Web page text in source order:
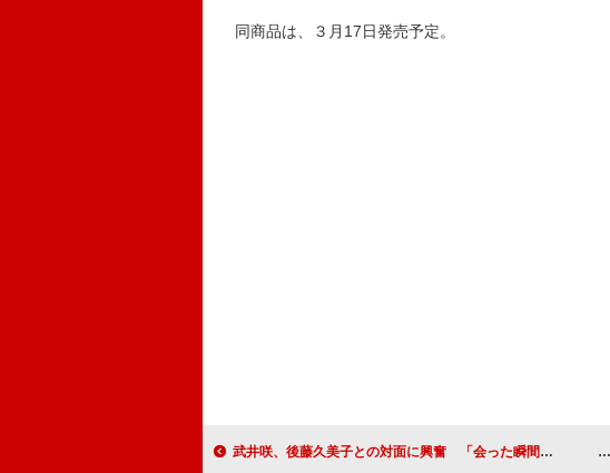
同商品は、３月17日発売予定。
武井咲、後藤久美子との対面に興奮 「会った瞬間に心を奪われた」